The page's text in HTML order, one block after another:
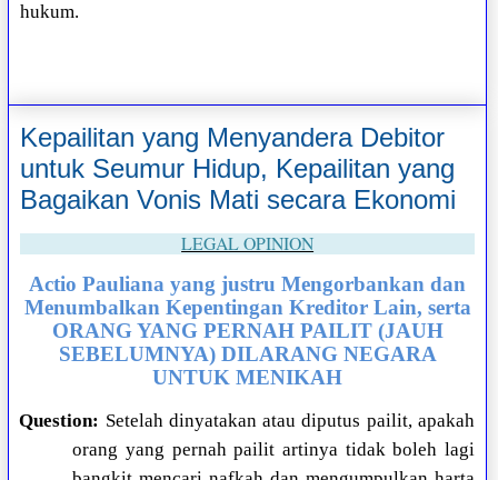
hukum.
Kepailitan yang Menyandera Debitor
untuk Seumur Hidup, Kepailitan yang
Bagaikan Vonis Mati secara Ekonomi
LEGAL OPINION
Actio Pauliana yang justru Mengorbankan dan
Menumbalkan Kepentingan Kreditor Lain, serta
ORANG YANG PERNAH PAILIT (JAUH
SEBELUMNYA) DILARANG NEGARA
UNTUK MENIKAH
Question: Setelah dinyatakan atau diputus pailit, apakah
orang yang pernah pailit artinya tidak boleh lagi